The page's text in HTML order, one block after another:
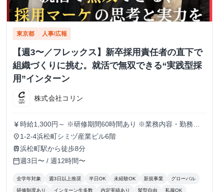
東京都 人事/広報
【週3〜／フレックス】新卒採用責任者の直下で
組織づくりに挑む。就活で無双できる“実践型採
用”インターン
株式会社コリン
currency_yen 時給1,300円～ ※研修期間60時間あり ※業務内容・勤務状
況により決定
place 1-2-4浜松町シミヅ産業ビル6階
train浜松町駅から徒歩8分
calendar_today週3日〜 / 週12時間〜
全学年対象 週3日以上推奨 半日OK 未経験OK 新規事業 グローバル
研修制度あり インターン生多数 内定実績あり 髪型自由 私服OK